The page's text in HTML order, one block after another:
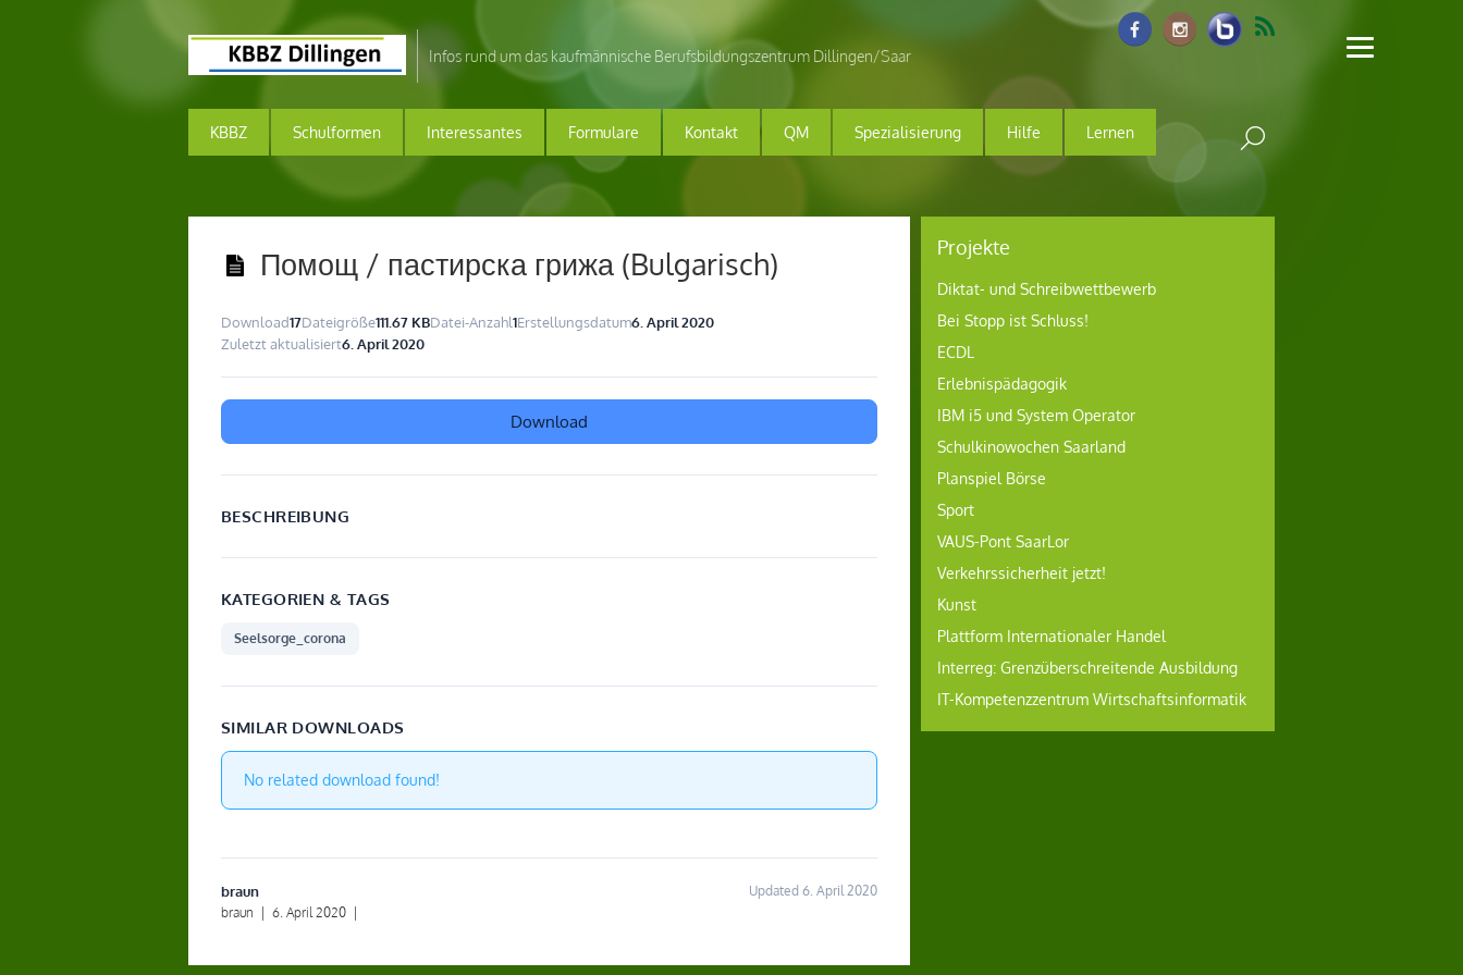
Infos rund um das kaufmännische Berufsbildungszentrum Dillingen/Saar
KBBZ Schulformen Interessantes Formulare Kontakt QM Spezialisierung Hilfe Lernen
Помощ / пастирска грижа (Bulgarisch)
Download17Dateigröße111.67 KBDatei-Anzahl1Erstellungsdatum6. April 2020
Zuletzt aktualisiert6. April 2020
Download
BESCHREIBUNG
KATEGORIEN & TAGS
Seelsorge_corona
SIMILAR DOWNLOADS
No related download found!
braun
Updated 6. April 2020
braun
6. April 2020
Projekte
Diktat- und Schreibwettbewerb
Bei Stopp ist Schluss!
ECDL
Erlebnispädagogik
IBM i5 und System Operator
Schulkinowochen Saarland
Planspiel Börse
Sport
VAUS-Pont SaarLor
Verkehrssicherheit jetzt!
Kunst
Plattform Internationaler Handel
Interreg: Grenzüberschreitende Ausbildung
IT-Kompetenzzentrum Wirtschaftsinformatik